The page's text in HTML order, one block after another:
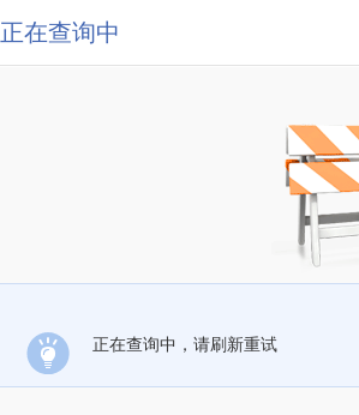
正在查询中
正在查询中，请刷新重试